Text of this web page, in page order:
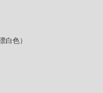
白色）